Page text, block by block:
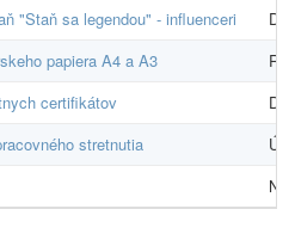
"Staň sa legendou" - influenceri
papiera A4 a A3
R
certifikátov
D.
stretnutia